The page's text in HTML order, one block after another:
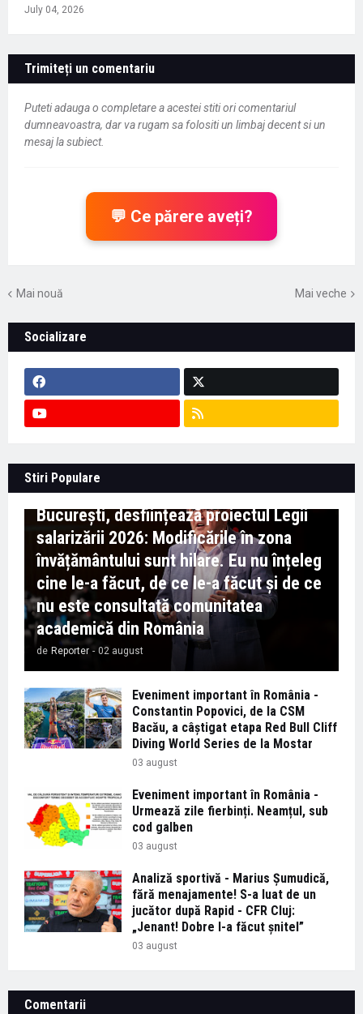
July 04, 2026
Trimiteți un comentariu
Puteti adauga o completare a acestei stiti ori comentariul
dumneavoastra, dar va rugam sa folositi un limbaj decent si un
mesaj la subiect.
💬 Ce părere aveți?
Mai nouă Mai veche
Socializare
Stiri Populare
Context important pentru educație -
Marian Preda, rectorul Universității din
București, desființează proiectul Legii
salarizării 2026: Modificările în zona
învățământului sunt hilare. Eu nu înțeleg
cine le-a făcut, de ce le-a făcut și de ce
nu este consultată comunitatea
academică din România
de Reporter - 02 august
Eveniment important în România -
Constantin Popovici, de la CSM
Bacău, a câștigat etapa Red Bull Cliff
Diving World Series de la Mostar
03 august
Eveniment important în România -
Urmează zile fierbinți. Neamțul, sub
cod galben
03 august
Analiză sportivă - Marius Șumudică,
fără menajamente! S-a luat de un
jucător după Rapid - CFR Cluj:
„Jenant! Dobre l-a făcut șnitel”
03 august
Comentarii